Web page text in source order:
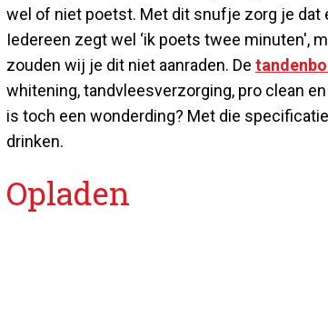
wel of niet poetst. Met dit snufje zorg je dat
Iedereen zegt wel ‘ik poets twee minuten',
zouden wij je dit niet aanraden. De
whitening, tandvleesverzorging, pro clean
is toch een wonderding? Met die
drinken.
Opladen